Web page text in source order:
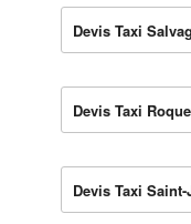
Devis Taxi
Devis Taxi
Devis Taxi